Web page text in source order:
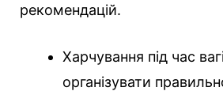
рекомендацій.
Харчування під час
організувати